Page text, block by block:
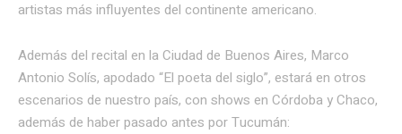
artistas más influyentes del continente americano.
Además del recital en la Ciudad de Buenos Aires, Marco
Antonio Solís, apodado “El poeta del siglo”, estará en otros
escenarios de nuestro país, con shows en Córdoba y Chaco,
además de haber pasado antes por Tucumán: